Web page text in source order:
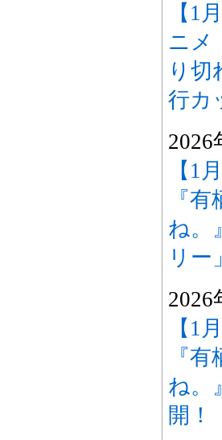
【1
ニメ
り
行カ
【1
『
ね。
リー
【1
『
ね。
開！